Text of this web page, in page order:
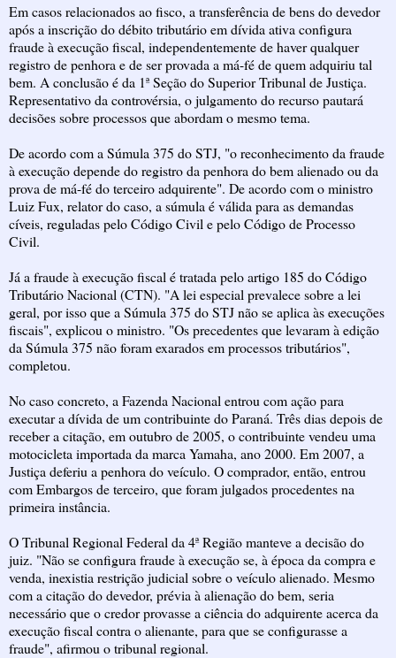
Em casos relacionados ao fisco, a transferência de bens do devedor
após a inscrição do débito tributário em dívida ativa configura
fraude à execução fiscal, independentemente de haver qualquer
registro de penhora e de ser provada a má-fé de quem adquiriu tal
bem. A conclusão é da 1ª Seção do Superior Tribunal de Justiça.
Representativo da controvérsia, o julgamento do recurso pautará
decisões sobre processos que abordam o mesmo tema.
De acordo com a Súmula 375 do STJ, "o reconhecimento da fraude
à execução depende do registro da penhora do bem alienado ou da
prova de má-fé do terceiro adquirente". De acordo com o ministro
Luiz Fux, relator do caso, a súmula é válida para as demandas
cíveis, reguladas pelo Código Civil e pelo Código de Processo
Civil.
Já a fraude à execução fiscal é tratada pelo artigo 185 do Código
Tributário Nacional (CTN). "A lei especial prevalece sobre a lei
geral, por isso que a Súmula 375 do STJ não se aplica às execuções
fiscais", explicou o ministro. "Os precedentes que levaram à edição
da Súmula 375 não foram exarados em processos tributários",
completou.
No caso concreto, a Fazenda Nacional entrou com ação para
executar a dívida de um contribuinte do Paraná. Três dias depois de
receber a citação, em outubro de 2005, o contribuinte vendeu uma
motocicleta importada da marca Yamaha, ano 2000. Em 2007, a
Justiça deferiu a penhora do veículo. O comprador, então, entrou
com Embargos de terceiro, que foram julgados procedentes na
primeira instância.
O Tribunal Regional Federal da 4ª Região manteve a decisão do
juiz. "Não se configura fraude à execução se, à época da compra e
venda, inexistia restrição judicial sobre o veículo alienado. Mesmo
com a citação do devedor, prévia à alienação do bem, seria
necessário que o credor provasse a ciência do adquirente acerca da
execução fiscal contra o alienante, para que se configurasse a
fraude", afirmou o tribunal regional.